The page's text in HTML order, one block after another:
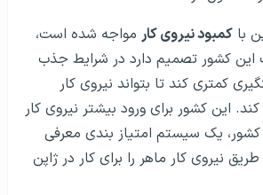
با کمبود نیروی کار مواجه شده است،
این کشور تصمیم دارد در شرایط جذب
کمتری کند تا بتواند نیروی کار
این کشور برای ورود بیشتر نیروی کار
یک سیستم امتیاز بندی معرفی
نیروی کار ماهر را برای کار در ژاپن